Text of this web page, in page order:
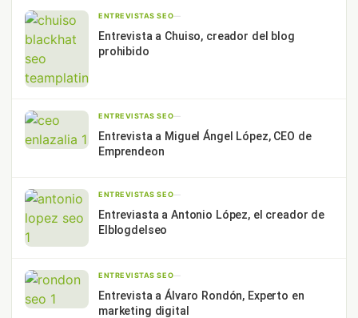
ENTREVISTAS SEO—
Entrevista a Chuiso, creador del blog
prohibido
ENTREVISTAS SEO—
Entrevista a Miguel Ángel López, CEO de
Emprendeon
ENTREVISTAS SEO—
Entreviasta a Antonio López, el creador de
Elblogdelseo
ENTREVISTAS SEO—
Entrevista a Álvaro Rondón, Experto en
marketing digital